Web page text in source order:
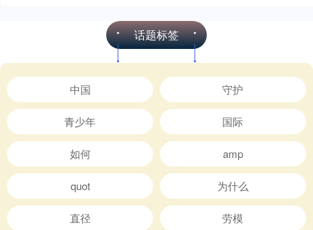
话题标签
中国 守护
青少年 国际
如何 amp
quot 为什么
直径 劳模